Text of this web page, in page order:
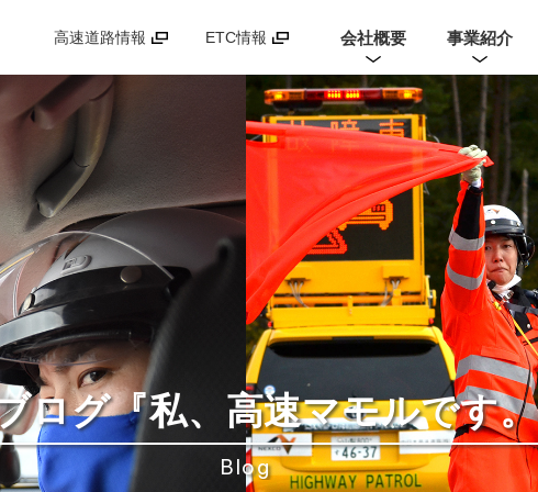
高速道路情報 ETC情報 会社概要 事業紹介
ログ『私、高速マモルです
Blog